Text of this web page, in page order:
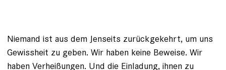
Niemand ist aus dem Jenseits zurückgekehrt, um uns
Gewissheit zu geben. Wir haben keine Beweise. Wir
haben Verheißungen. Und die Einladung, ihnen zu